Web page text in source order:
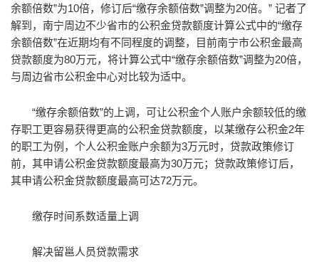
余额倍数”为10倍，修订后“缴存余额倍数”调整为20倍。” 记者了
解到，南宁周边不少省市的公积金贷款额度计算公式中的“缴存
余额倍数”在近期均有不同程度的调整，目前南宁市公积金最高
贷款额度为80万元，将计算公式中“缴存余额倍数”调整为20倍，
与周边省市公积金中心对比较为适中。
“缴存余额倍数”的上调，可让公积金个人账户余额较低的缴
存职工更容易获得更高的公积金贷款额度，以某缴存公积金2年
的职工为例，个人公积金账户余额为3万元时，贷款政策修订
前，其申请公积金贷款额度最高为30万元；贷款政策修订后，
其申请公积金贷款额度最高可达72万元。
缴存时间系数适量上调
解决留邕人员贷款需求